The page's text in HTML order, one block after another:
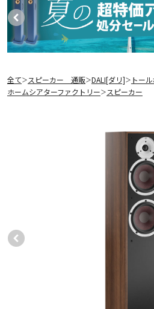
全て＞ スピーカー 通販＞DALI[ダリ]＞ トー
ホームシアターファクトリー＞ スピーカー